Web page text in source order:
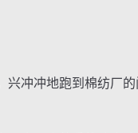
冲冲地跑到棉纺厂的